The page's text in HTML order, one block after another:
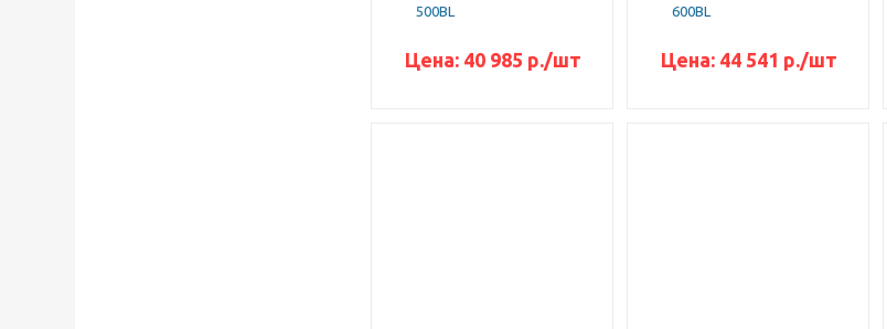
500BL
Цена: 40 985 р./шт
600BL
Цена: 44 541 р./шт